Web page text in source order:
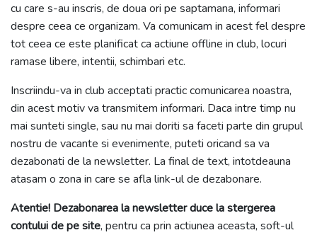
cu care s-au inscris, de doua ori pe saptamana, informari
despre ceea ce organizam. Va comunicam in acest fel despre
tot ceea ce este planificat ca actiune offline in club, locuri
ramase libere, intentii, schimbari etc.
Inscriindu-va in club acceptati practic comunicarea noastra,
din acest motiv va transmitem informari. Daca intre timp nu
mai sunteti single, sau nu mai doriti sa faceti parte din grupul
nostru de vacante si evenimente, puteti oricand sa va
dezabonati de la newsletter. La final de text, intotdeauna
atasam o zona in care se afla link-ul de dezabonare.
Atentie! Dezabonarea la newsletter duce la stergerea
contului de pe site, pentru ca prin actiunea aceasta, soft-ul